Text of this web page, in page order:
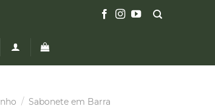
/ Sabonete em Barra